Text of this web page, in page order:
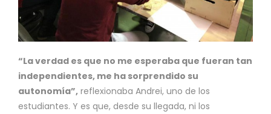
“La verdad es que no me esperaba que fueran tan
independientes, me ha sorprendido su
autonomía”, reflexionaba Andrei, uno de los
estudiantes. Y es que, desde su llegada, ni los